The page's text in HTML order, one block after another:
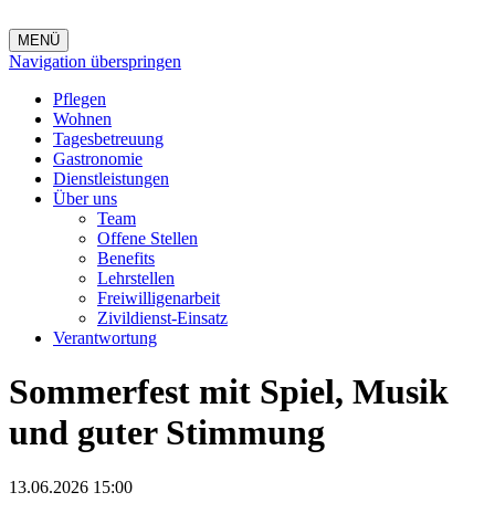
MENÜ
Navigation überspringen
Pflegen
Wohnen
Tagesbetreuung
Gastronomie
Dienstleistungen
Über uns
Team
Offene Stellen
Benefits
Lehrstellen
Freiwilligenarbeit
Zivildienst-Einsatz
Verantwortung
Sommerfest mit Spiel, Musik
und guter Stimmung
13.06.2026 15:00